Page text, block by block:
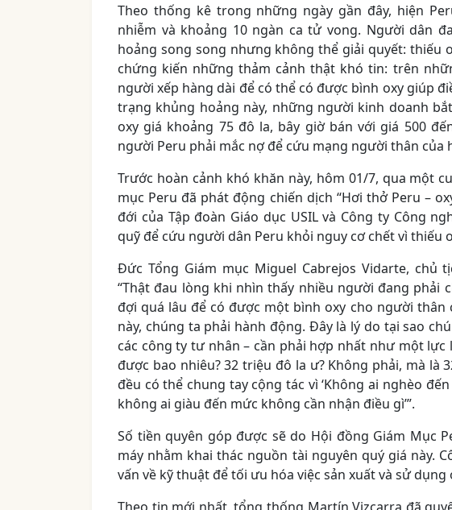
Theo thống kê trong những ngày gần đây, hiện
nhiễm và khoảng 10 ngàn ca tử vong. Người dân
hoảng song song nhưng không thể giải quyết: thiếu
chứng kiến những thảm cảnh thật khó tin: trên
người xếp hàng dài để có thể có được bình oxy giúp
trạng khủng hoảng này, những người kinh doanh
oxy giá khoảng 75 đô la, bây giờ bán với giá 500
người Peru phải mắc nợ để cứu mạng người thân của
Trước hoàn cảnh khó khăn này, hôm 01/7, qua một
mục Peru đã phát động chiến dịch “Hơi thở Peru –
đới của Tập đoàn Giáo dục USIL và Công ty Công
quỹ để cứu người dân Peru khỏi nguy cơ chết vì thiếu
Đức Tổng Giám mục Miguel Cabrejos Vidarte, chủ
“Thật đau lòng khi nhìn thấy nhiều người đang phải
đợi quá lâu để có được một bình oxy cho người thân
này, chúng ta phải hành động. Đây là lý do tại sao
các công ty tư nhân – cần phải hợp nhất như một
được bao nhiêu? 32 triệu đô la ư? Không phải, mà là
đều có thể chung tay cộng tác vì ‘Không ai nghèo
không ai giàu đến mức không cần nhận điều gì’”.
Số tiền quyên góp được sẽ do Hội đồng Giám Mục
máy nhằm khai thác nguồn tài nguyên quý giá này.
vấn về kỹ thuật để tối ưu hóa việc sản xuất và sử dụng